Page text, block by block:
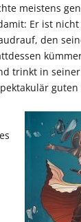
meistens
Er ist
den
trinkt in
guten